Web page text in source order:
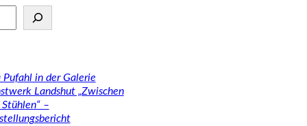
Pufahl in der Galerie
Landshut „Zwischen
–